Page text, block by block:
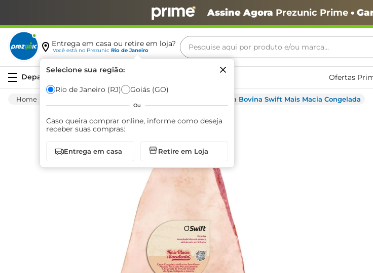
Assine Agora Prezunic Prime•
Entrega em casa ou retire em loja?
Você está no Prezunic Rio de Janeiro
Selecione sua região:
Rio de Janeiro (RJ) Goiás (GO)
Ou
Caso queira comprar online, informe como deseja
receber suas compras:
Entrega em casa Retire em Loja
Pesquise aqui por produto e/ou marca...
Ofertas
Picanha Bovina Swift Mais Macia Congelada
Termos mais buscados
café
arroz
azeite
biscoito
cerveja
iogurte
papel higiênico